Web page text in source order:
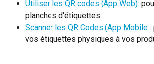
Utiliser les QR codes (App Web):
planches d'étiquettes.
Scanner les QR Codes (App Mobile :
vos étiquettes physiques à vos